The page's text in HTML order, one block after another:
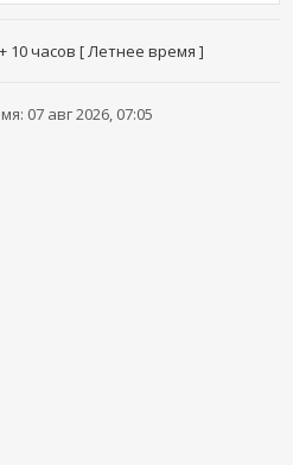
10 часов [ Летнее время ]
07 авг 2026, 07:05